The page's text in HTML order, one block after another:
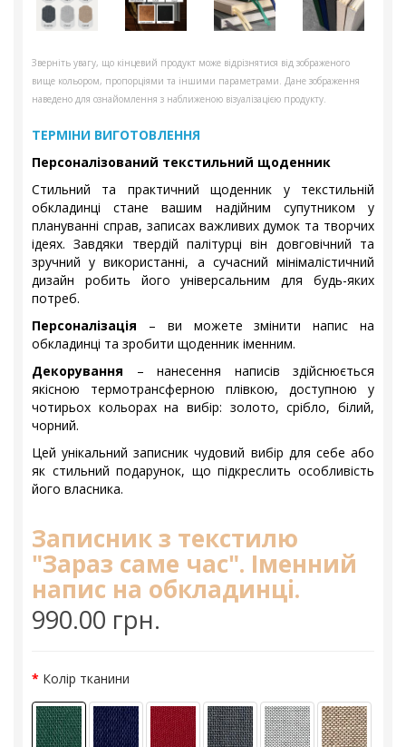
Зверніть увагу, що кінцевий продукт може відрізнятися від зображеного
вище кольором, пропорціями та іншими параметрами. Дане зображення
наведено для ознайомлення з наближеною візуалізацією продукту.
ТЕРМІНИ ВИГОТОВЛЕННЯ
Персоналізований текстильний щоденник
Стильний та практичний щоденник у текстильній
обкладинці стане вашим надійним супутником у
плануванні справ, записах важливих думок та творчих
ідеях. Завдяки твердій палітурці він довговічний та
зручний у використанні, а сучасний мінімалістичний
дизайн робить його універсальним для будь-яких
потреб.
Персоналізація – ви можете змінити напис на
обкладинці та зробити щоденник іменним.
Декорування – нанесення написів здійснюється
якісною термотрансферною плівкою, доступною у
чотирьох кольорах на вибір: золото, срібло, білий,
чорний.
Цей унікальний записник чудовий вибір для себе або
як стильний подарунок, що підкреслить особливість
його власника.
Записник з текстилю
"Зараз саме час". Іменний
напис на обкладинці.
990.00 грн.
Колір тканини